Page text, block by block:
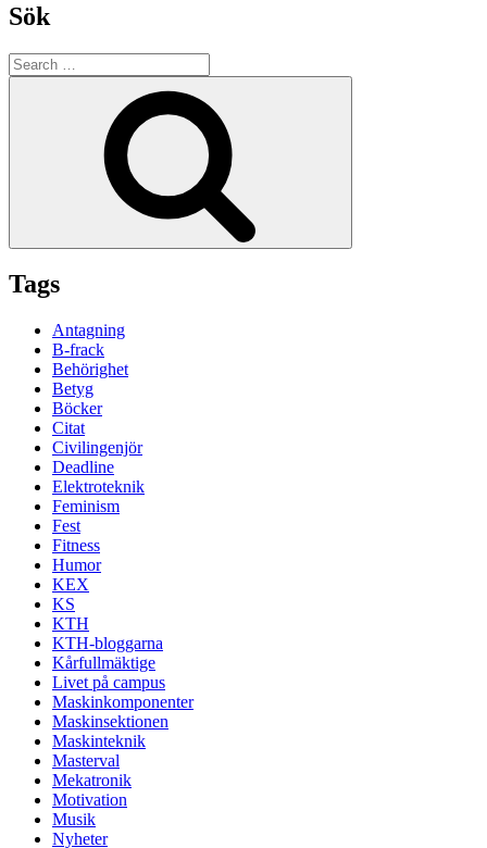
Sök
Search
for:
Tags
Antagning
B-frack
Behörighet
Betyg
Böcker
Citat
Civilingenjör
Deadline
Elektroteknik
Feminism
Fest
Fitness
Humor
KEX
KS
KTH
KTH-bloggarna
Kårfullmäktige
Livet på campus
Maskinkomponenter
Maskinsektionen
Maskinteknik
Masterval
Mekatronik
Motivation
Musik
Nyheter